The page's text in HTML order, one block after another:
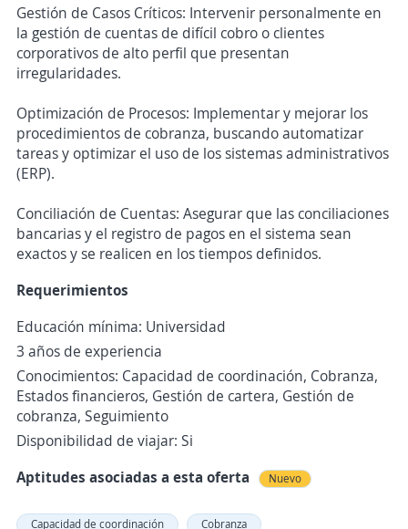
Gestión de Casos Críticos: Intervenir personalmente en
la gestión de cuentas de difícil cobro o clientes
corporativos de alto perfil que presentan
irregularidades.
Optimización de Procesos: Implementar y mejorar los
procedimientos de cobranza, buscando automatizar
tareas y optimizar el uso de los sistemas administrativos
(ERP).
Conciliación de Cuentas: Asegurar que las conciliaciones
bancarias y el registro de pagos en el sistema sean
exactos y se realicen en los tiempos definidos.
Requerimientos
Educación mínima: Universidad
3 años de experiencia
Conocimientos: Capacidad de coordinación, Cobranza,
Estados financieros, Gestión de cartera, Gestión de
cobranza, Seguimiento
Disponibilidad de viajar: Si
Aptitudes asociadas a esta oferta
Nuevo
Capacidad de coordinación
Cobranza